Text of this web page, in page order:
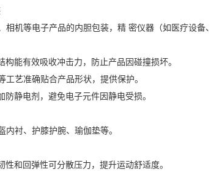
机等电子产品的内胆包装，精 密仪器（如医疗设备
能有效吸收冲击力，防止产品因碰撞损坏。
艺准确贴合产品形状，提供保护。
静电剂，避免电子元件因静电受损。
衬、护膝护腕、瑜伽垫等。
和回弹性可分散压力，提升运动舒适度。